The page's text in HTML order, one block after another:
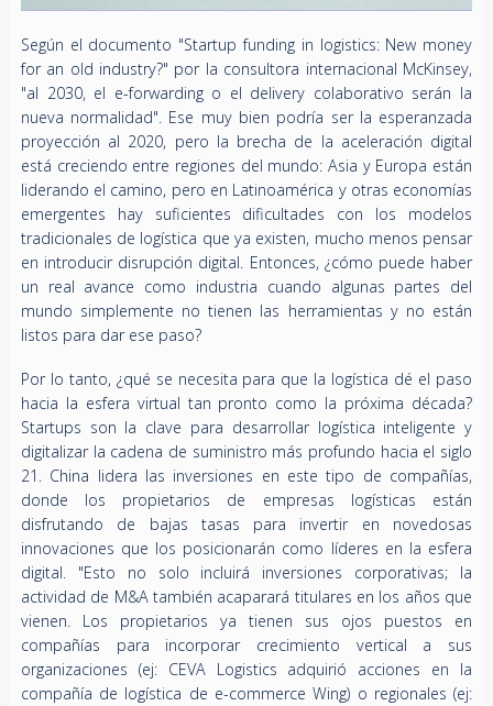
Según el documento "Startup funding in logistics: New money
for an old industry?" por la consultora internacional McKinsey,
"al 2030, el e-forwarding o el delivery colaborativo serán la
nueva normalidad". Ese muy bien podría ser la esperanzada
proyección al 2020, pero la brecha de la aceleración digital
está creciendo entre regiones del mundo: Asia y Europa están
liderando el camino, pero en Latinoamérica y otras economías
emergentes hay suficientes dificultades con los modelos
tradicionales de logística que ya existen, mucho menos pensar
en introducir disrupción digital. Entonces, ¿cómo puede haber
un real avance como industria cuando algunas partes del
mundo simplemente no tienen las herramientas y no están
listos para dar ese paso?
Por lo tanto, ¿qué se necesita para que la logística dé el paso
hacia la esfera virtual tan pronto como la próxima década?
Startups son la clave para desarrollar logística inteligente y
digitalizar la cadena de suministro más profundo hacia el siglo
21. China lidera las inversiones en este tipo de compañías,
donde los propietarios de empresas logísticas están
disfrutando de bajas tasas para invertir en novedosas
innovaciones que los posicionarán como líderes en la esfera
digital. "Esto no solo incluirá inversiones corporativas; la
actividad de M&A también acaparará titulares en los años que
vienen. Los propietarios ya tienen sus ojos puestos en
compañías para incorporar crecimiento vertical a sus
organizaciones (ej: CEVA Logistics adquirió acciones en la
compañía de logística de e-commerce Wing) o regionales (ej: